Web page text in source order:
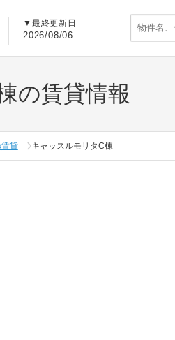
▼ 最終更新日
2026/08/06
の賃貸情報
貸 キャッスルモリタC棟